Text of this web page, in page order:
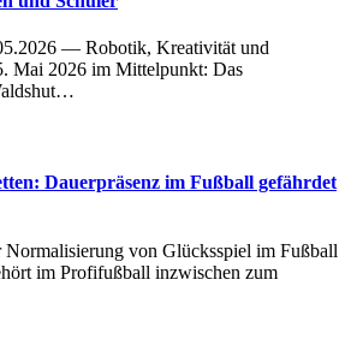
— Robotik, Kreativität und
Mai 2026 im Mittelpunkt: Das
Dauerpräsenz im Fußball gefährdet
Normalisierung von Glücksspiel im Fußball
im Profifußball inzwischen zum